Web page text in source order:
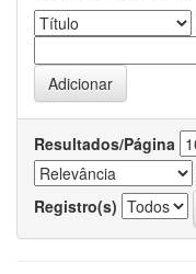
Resultados/Página
Registro(s)